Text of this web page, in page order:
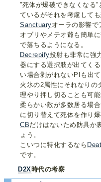
”死体が爆破できなくなる
ているがそれを考慮して
Sanctuaryオーラの影響
オブリやメテオ爺も簡単
で落ちるようになる。
Decrepify投射も非常に強
器にする選択肢が出てく
い場合剥がれないPIも出て
火氷の2属性にそれなり
理やり押し切ることも可
柔らかい敵が多数居る場
に切り替えて死体を作り
CBだけはないため防具か
ょう。
こいつに特化するなら
です。
D2X 時代の考察